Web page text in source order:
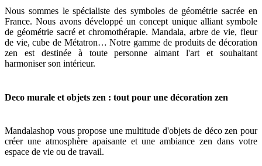
Nous sommes le spécialiste des symboles de géométrie sacrée en
France. Nous avons développé un concept unique alliant symbole
de géométrie sacré et chromothérapie. Mandala, arbre de vie, fleur
de vie, cube de Métatron… Notre gamme de produits de décoration
zen est destinée à toute personne aimant l'art et souhaitant
harmoniser son intérieur.
Deco murale et objets zen : tout pour une décoration zen
Mandalashop vous propose une multitude d'objets de déco zen pour
créer une atmosphère apaisante et une ambiance zen dans votre
espace de vie ou de travail.